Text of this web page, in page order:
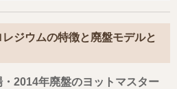
ジウムの特徴と廃盤モデルと
2014年廃盤のヨットマスター